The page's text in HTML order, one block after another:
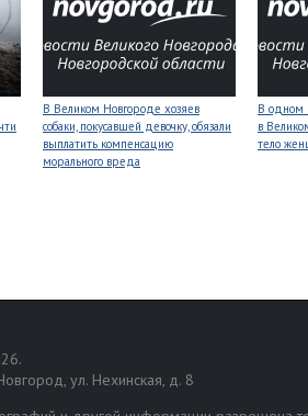
В Великом Новгороде хозяев
собаки, покусавшей девочку, обязали
выплатить компенсацию
морального вреда
В одном
в
тело
ул. Нехинская, д. 8